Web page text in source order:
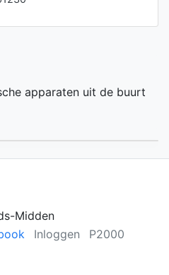
apparaten uit de buurt
Midden
Inloggen
P2000